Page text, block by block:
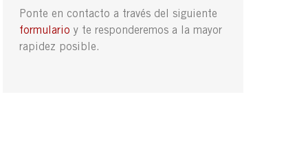
Ponte en contacto a través del siguiente
formulario y te responderemos a la mayor
rapidez posible.